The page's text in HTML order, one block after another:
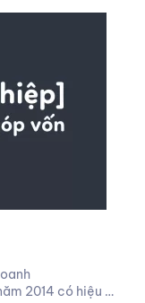
2014 có hiệu …